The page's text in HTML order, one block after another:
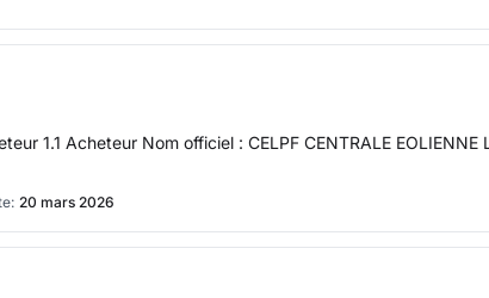
1.1 Acheteur Nom officiel : CELPF CENTRALE EOLIENNE
20 mars 2026